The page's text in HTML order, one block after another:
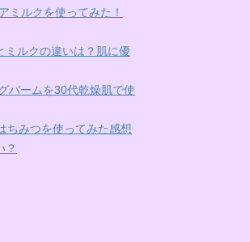
ミルクを使ってみた！
ミルクの違いは？肌に優
バームを30代乾燥肌で使
ちみつを使ってみた感想
？